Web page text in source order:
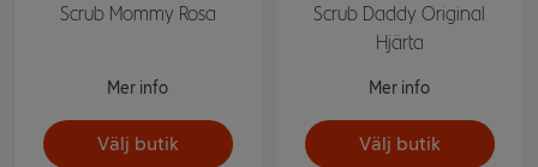
Scrub Mommy Rosa
Mer info
Välj butik
Scrub Daddy Original
Hjärta
Mer info
Välj butik